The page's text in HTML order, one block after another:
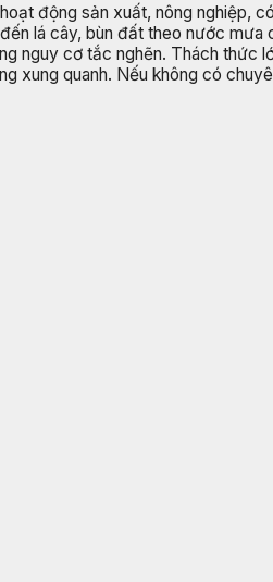
động sản xuất, nông nghiệp,
lá cây, bùn đất theo nước
nguy cơ tắc nghẽn. Thách
xung quanh. Nếu không có